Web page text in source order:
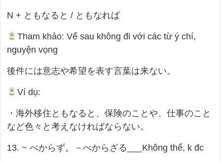
N + ともなると / ともなれば
Tham khảo: Vế sau không đi với các từ ý chí,
nguyện vọng
後件には意志や希望を表す言葉は来ない。
Ví dụ:
・海外移住ともなると、保険のことや、仕事のこと
など色々と考えなければならない。
13. ~ べからず。－べからざる___Không thể, k đc